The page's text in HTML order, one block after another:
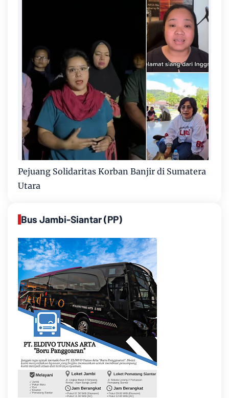
Pejuang Solidaritas Korban Banjir di Sumatera
Utara
Bus Jambi-Siantar (PP)